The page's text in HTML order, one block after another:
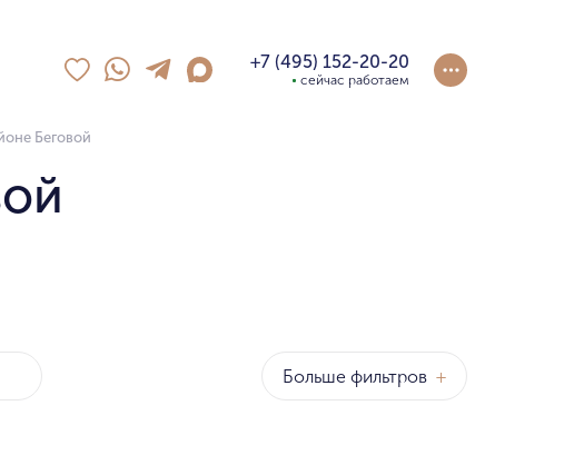
+7 (495) 152-20-20
сейчас работаем
Беговой
Больше фильтров +